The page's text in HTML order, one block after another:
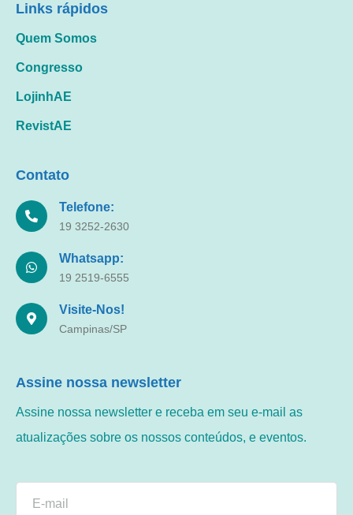
Links rápidos
Quem Somos
Congresso
LojinhAE
RevistAE
Contato
Telefone:
19 3252-2630
Whatsapp:
19 2519-6555
Visite-Nos!
Campinas/SP
Assine nossa newsletter
Assine nossa newsletter e receba em seu e-mail as
atualizações sobre os nossos conteúdos, e eventos.